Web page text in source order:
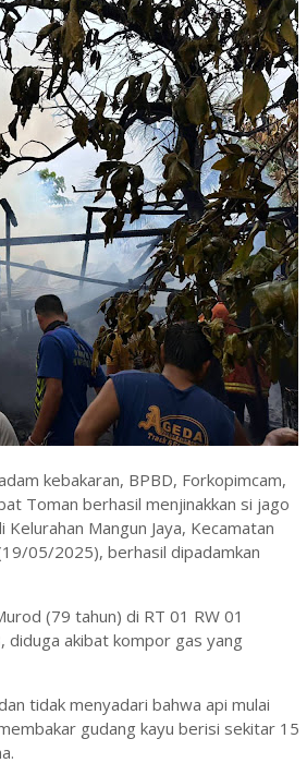
kebakaran, BPBD, Forkopimcam,
Toman berhasil menjinakkan si jago
Mangun Jaya, Kecamatan
05/2025), berhasil dipadamkan
(79 tahun) di RT 01 RW 01
diduga akibat kompor gas yang
tidak menyadari bahwa api mulai
gudang kayu berisi sekitar 15